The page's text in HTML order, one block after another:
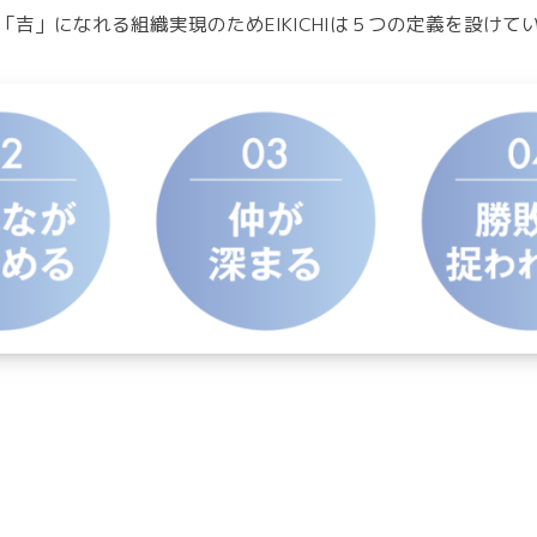
吉」になれる組織実現のためEIKICHIは５つの定義を設けて